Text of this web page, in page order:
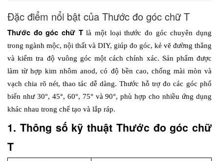
Đặc điểm nổi bật của Thước đo góc chữ T
Thước đo góc chữ T là một loại thước đo góc chuyên dụng
trong ngành mộc, nội thất và DIY, giúp đo góc, kẻ vẽ đường thẳng
và kiểm tra độ vuông góc một cách chính xác. Sản phẩm được
làm từ hợp kim nhôm anod, có độ bền cao, chống mài mòn và
vạch chia rõ nét, thao tác dễ dàng. Thước hỗ trợ đo các góc phổ
biến như 30°, 45°, 60°, 75° và 90°, phù hợp cho nhiều ứng dụng
khác nhau trong chế tạo và lắp ráp.
1. Thông số kỹ thuật Thước đo góc chữ
T